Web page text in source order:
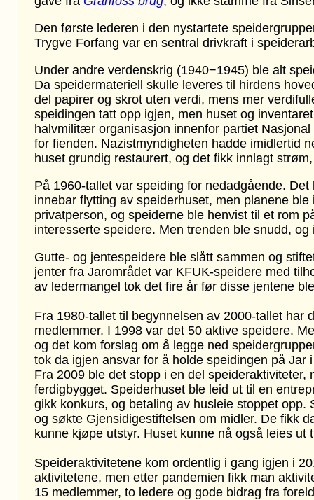
Den første lederen i den nystartete
Trygve Forfang var en sentral drivkraft i
Under andre verdenskrig (1940−1945) ble alt
Da speidermateriell skulle leveres til hirdens
del papirer og skrot uten verdi, mens mer
speidingen tatt opp igjen, men huset og
halvmilitær organisasjon innenfor partiet
for fienden. Nazistmyndigheten hadde imidlertid
huset grundig restaurert, og det fikk innlagt
På 1960-tallet var speiding for nedadgående.
innebar flytting av speiderhuset, men planene
privatperson, og speiderne ble henvist til et rom
interesserte speidere. Men trenden ble snudd,
Gutte- og jentespeidere ble slått sammen og
jenter fra Jarområdet var KFUK-speidere med
av ledermangel tok det fire år før disse jentene
Fra 1980-tallet til begynnelsen av 2000-tallet
medlemmer. I 1998 var det 50 aktive speidere.
og det kom forslag om å legge ned
tok da igjen ansvar for å holde speidingen på Jar
Fra 2009 ble det stopp i en del
ferdigbygget. Speiderhuset ble leid ut til en
gikk konkurs, og betaling av husleie stoppet
og søkte Gjensidigestiftelsen om midler. De fikk
kunne kjøpe utstyr. Huset kunne nå også leies ut
Speideraktivitetene kom ordentlig i gang igjen i
aktivitetene, men etter pandemien fikk man
15 medlemmer, to ledere og gode bidrag fra